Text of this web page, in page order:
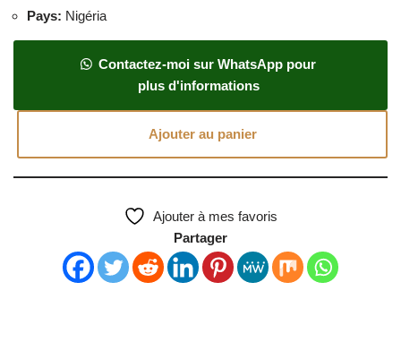
Pays: Nigéria
Contactez-moi sur WhatsApp pour
plus d'informations
Ajouter au panier
Ajouter à mes favoris
Partager